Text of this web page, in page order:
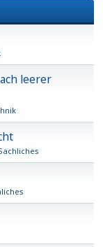
leerer